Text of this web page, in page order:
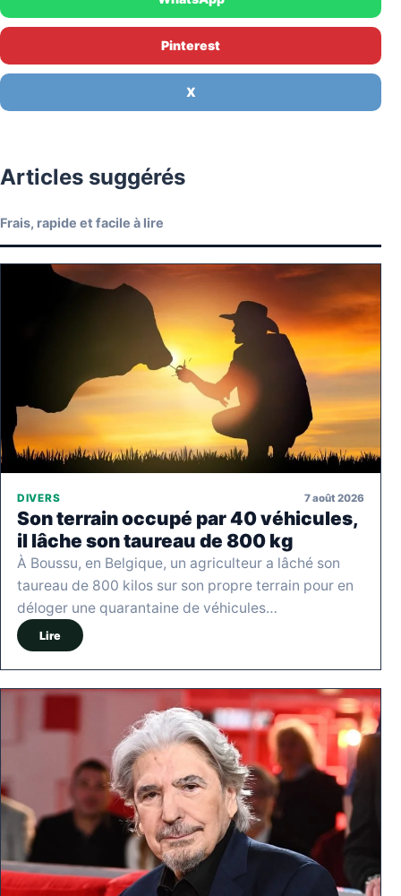
Pinterest
X
Articles suggérés
Frais, rapide et facile à lire
DIVERS 7 août 2026
Son terrain occupé par 40 véhicules,
il lâche son taureau de 800 kg
À Boussu, en Belgique, un agriculteur a lâché son
taureau de 800 kilos sur son propre terrain pour en
déloger une quarantaine de véhicules…
Lire